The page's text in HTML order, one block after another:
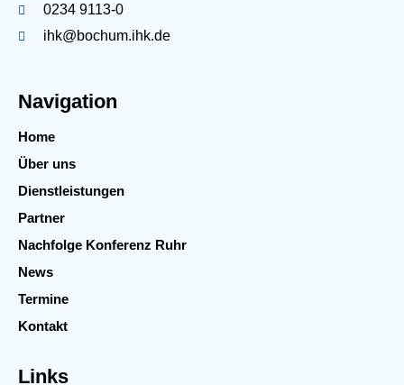
0234 9113-0
ihk@bochum.ihk.de
Navigation
Home
Über uns
Dienstleistungen
Partner
Nachfolge Konferenz Ruhr
News
Termine
Kontakt
Links